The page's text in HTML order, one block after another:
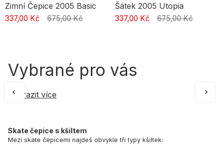
Zimní Čepice 2005 Basic
337,00 Kč 675,00 Kč
Šátek 2005 Utopia
337,00 Kč 675,00 Kč
Vybrané pro vás
Zobrazit více
Skate čepice s kšiltem
Mezi skate čepicemi najdeš obvykle tři typy kšiltek: